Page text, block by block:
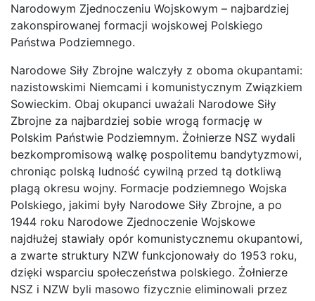
Narodowym Zjednoczeniu Wojskowym – najbardziej
zakonspirowanej formacji wojskowej Polskiego
Państwa Podziemnego.
Narodowe Siły Zbrojne walczyły z oboma okupantami:
nazistowskimi Niemcami i komunistycznym Związkiem
Sowieckim. Obaj okupanci uważali Narodowe Siły
Zbrojne za najbardziej sobie wrogą formację w
Polskim Państwie Podziemnym. Żołnierze NSZ wydali
bezkompromisową walkę pospolitemu bandytyzmowi,
chroniąc polską ludność cywilną przed tą dotkliwą
plagą okresu wojny. Formacje podziemnego Wojska
Polskiego, jakimi były Narodowe Siły Zbrojne, a po
1944 roku Narodowe Zjednoczenie Wojskowe
najdłużej stawiały opór komunistycznemu okupantowi,
a zwarte struktury NZW funkcjonowały do 1953 roku,
dzięki wsparciu społeczeństwa polskiego. Żołnierze
NSZ i NZW byli masowo fizycznie eliminowali przez